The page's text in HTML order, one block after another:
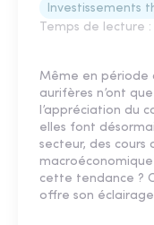
Investissements
Temps de lecture :
Même en période
aurifères n’ont
l’appréciation du
elles font
secteur, des cours
cette tendance ?
offre son